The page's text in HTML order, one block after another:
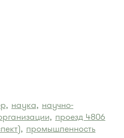
наука, научно-
проезд 4806
промышленность